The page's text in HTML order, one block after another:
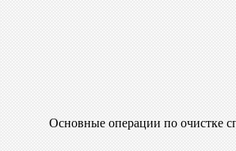
Основные операции по очистке